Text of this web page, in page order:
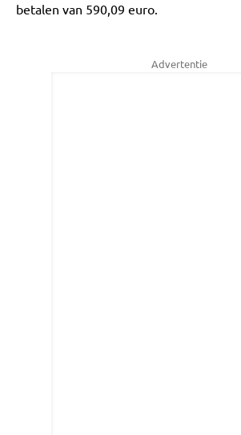
betalen van 590,09 euro.
Advertentie